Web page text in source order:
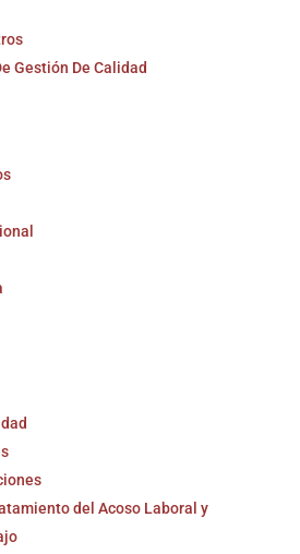
Gestión De Calidad
del Acoso Laboral y